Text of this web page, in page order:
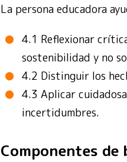
La persona educadora
4.1 Reflexionar
sostenibilidad y no
4.2 Distinguir los
4.3 Aplicar
incertidumbres.
Componentes